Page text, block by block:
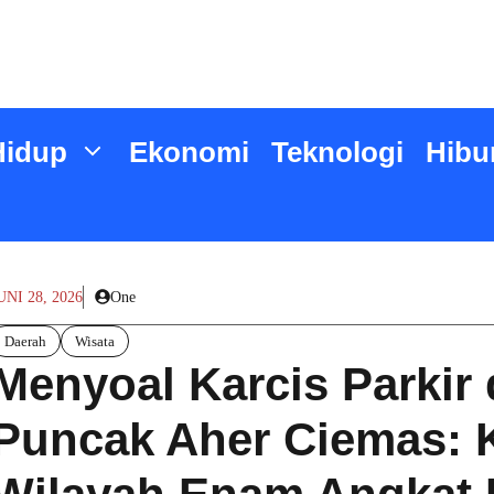
Ekonomi Teknologi
28, 2026 One
Daerah Wisata
Karcis Parkir
Aher Ciemas: